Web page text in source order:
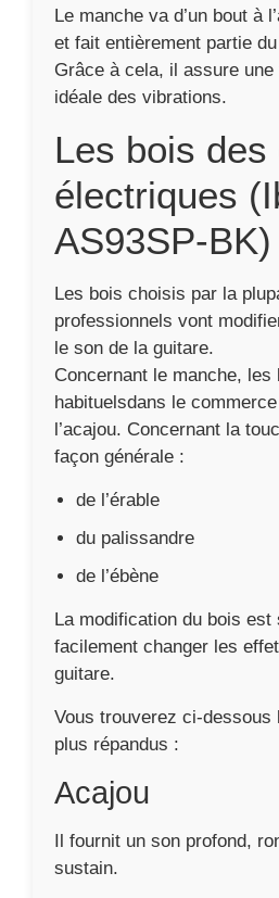
Le manche va d’un bout à
et fait entièrement partie
Grâce à cela, il assure
idéale des vibrations.
Les bois des
électriques
AS93SP-BK)
Les bois choisis par la
professionnels vont
le son de la guitare.
Concernant le manche, les
habituelsdans le
l’acajou. Concernant la
façon générale :
de l’érable
du palissandre
de l’ébène
La modification du bois est
facilement changer les
guitare.
Vous trouverez ci-dessous
plus répandus :
Acajou
Il fournit un son profond,
sustain.